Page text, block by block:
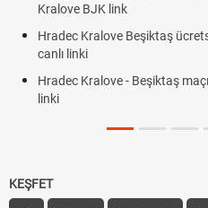
Kralove BJK link
Hradec Kralove Beşiktaş
canlı linki
Hradec Kralove - Beşiktaş
linki
KEŞFET